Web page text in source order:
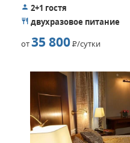
2+1 гостя
двухразовое питание
от35 800Р/сутки